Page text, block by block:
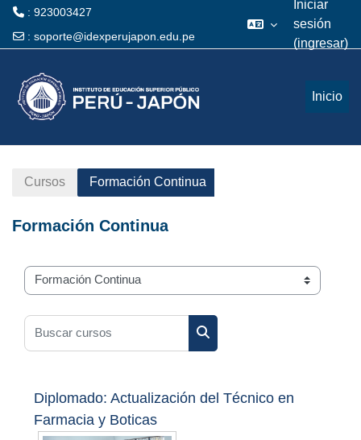
: 923003427
: soporte@idexperujapon.edu.pe
Iniciar
sesión
(ingresar)
Inicio
Cursos Formación Continua
Formación Continua
Categorías
Buscar cursos
Buscar cursos
Diplomado: Actualización del Técnico en
Farmacia y Boticas